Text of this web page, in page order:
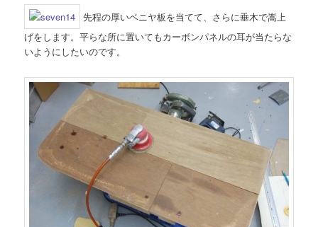
先程の厚いベニヤ板を当てて、さらに垂木で嵩上
げをします。平らな所に置いてもカーボンパネルの耳が当たらな
いようにしたいのです。